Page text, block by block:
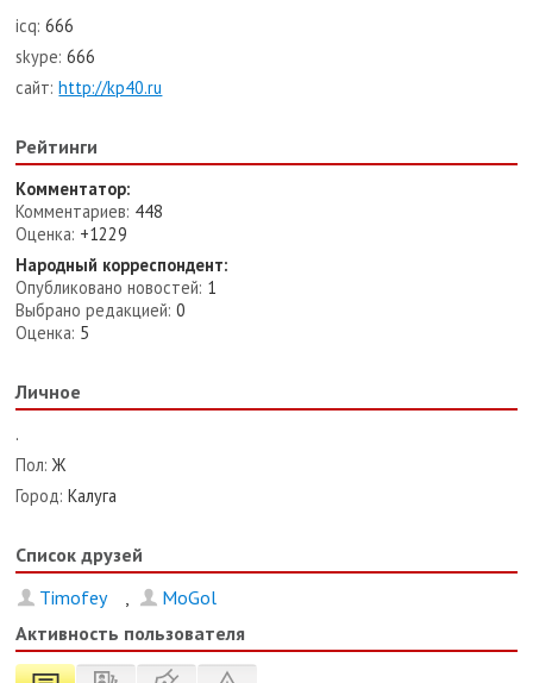
icq: 666
skype: 666
сайт: http://kp40.ru
Рейтинги
Комментатор:
Комментариев: 448
Оценка: +1229
Народный корреспондент:
Опубликовано новостей: 1
Выбрано редакцией: 0
Оценка: 5
Личное
.
Пол: Ж
Город: Калуга
Список друзей
Timofey
,
MoGol
Активность пользователя